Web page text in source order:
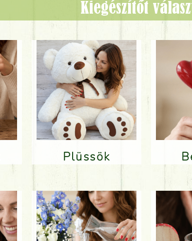
Kiegészítőt
Plüssök